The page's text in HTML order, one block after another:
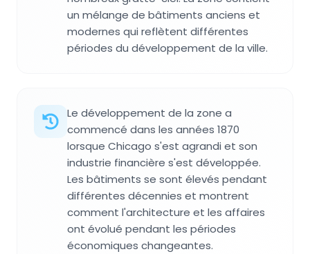
un mélange de bâtiments anciens et
modernes qui reflètent différentes
périodes du développement de la ville.
Le développement de la zone a
commencé dans les années 1870
lorsque Chicago s'est agrandi et son
industrie financière s'est développée.
Les bâtiments se sont élevés pendant
différentes décennies et montrent
comment l'architecture et les affaires
ont évolué pendant les périodes
économiques changeantes.